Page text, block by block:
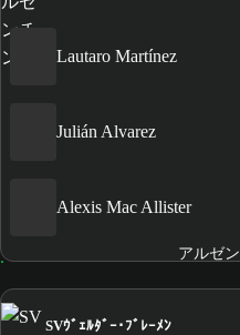
Lautaro Martínez
Julián Alvarez
Alexis Mac Allister
アルゼ
SVｳﾞｪﾙﾀﾞｰ･ﾌﾞﾚｰﾒﾝ